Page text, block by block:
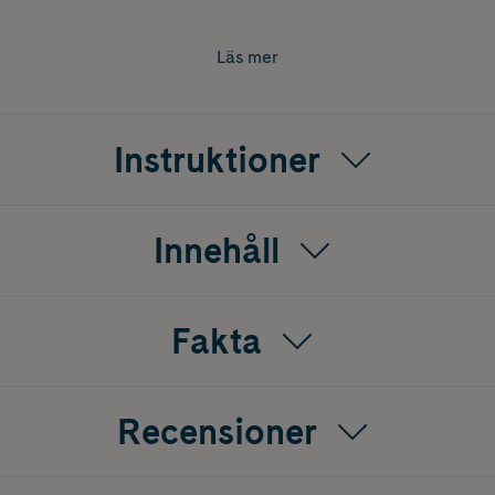
ftalater. Finns även i storlek 3 månader+ samt som Active
Läs mer
Instruktioner
Innehåll
Fakta
Recensioner